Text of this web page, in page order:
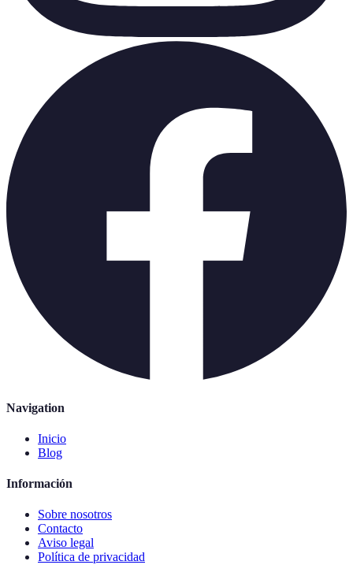
Navigation
Inicio
Blog
Información
Sobre nosotros
Contacto
Aviso legal
Política de privacidad